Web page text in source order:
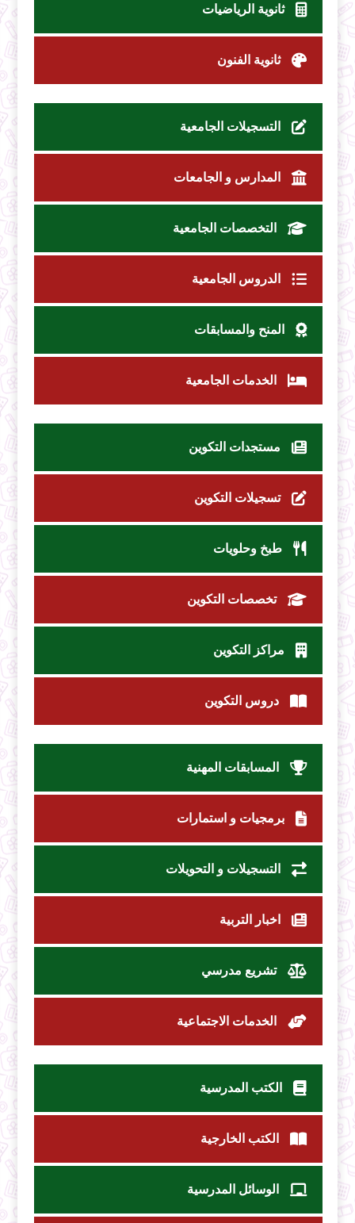
ثانوية الرياضيات
ثانوية الفنون
التسجيلات الجامعية
المدارس و الجامعات
التخصصات الجامعية
الدروس الجامعية
المنح والمسابقات
الخدمات الجامعية
مستجدات التكوين
تسجيلات التكوين
طبخ وحلويات
تخصصات التكوين
مراكز التكوين
دروس التكوين
المسابقات المهنية
برمجيات و استمارات
التسجيلات و التحويلات
اخبار التربية
تشريع مدرسي
الخدمات الاجتماعية
الكتب المدرسية
الكتب الخارجية
الوسائل المدرسية